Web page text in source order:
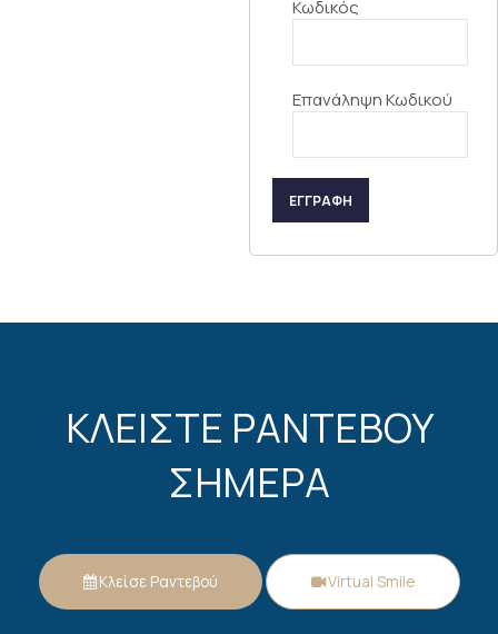
Κωδικός
Επανάληψη Κωδικού
ΕΓΓΡΑΦΗ
ΚΛΕΙΣΤΕ ΡΑΝΤΕΒΟΥ
ΣΗΜΕΡΑ
Κλείσε Ραντεβού Virtual Smile